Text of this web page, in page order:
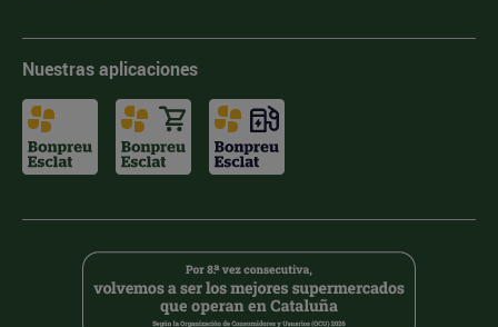
Nuestras aplicaciones